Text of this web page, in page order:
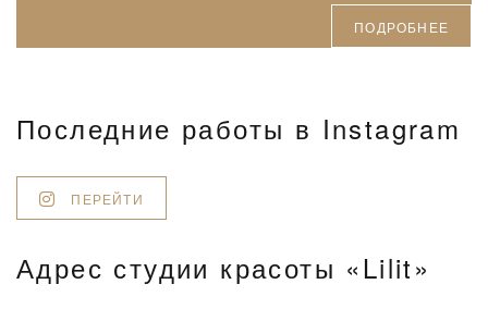
ПОДРОБНЕЕ
Последние работы в Instagram
ПЕРЕЙТИ
Адрес студии красоты «Lilit»